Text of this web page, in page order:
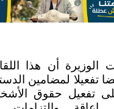
الوزيرة أن هذا
تفعيلا لمضامين
تفعيل حقوق